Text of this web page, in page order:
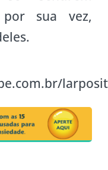
sua vez,